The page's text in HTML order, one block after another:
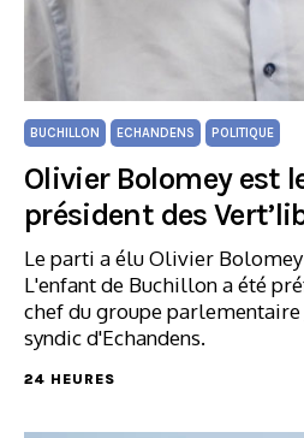
BUCHILLON ECHANDENS POLITIQUE
Olivier Bolomey est
président des
Le parti a élu Olivier
L'enfant de Buchillon a été
chef du groupe parlementaire
syndic d'Echandens.
24 HEURES